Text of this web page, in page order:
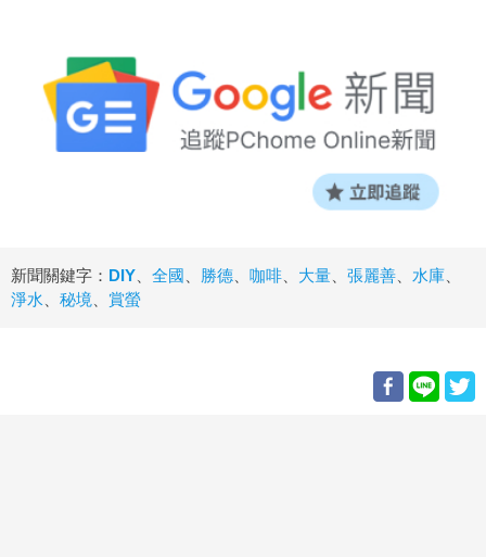
新聞關鍵字： DIY 全國 勝德 咖啡 大量 張麗善 水庫
淨水
秘境 賞螢